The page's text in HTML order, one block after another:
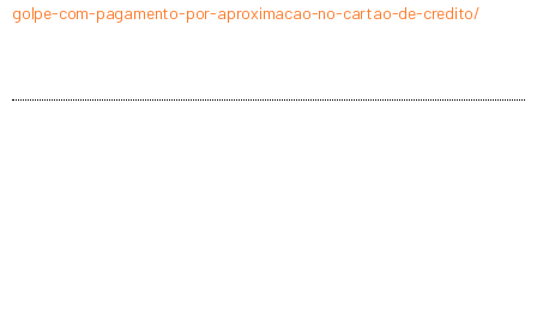
golpe-com-pagamento-por-aproximacao-no-cartao-de-credito/